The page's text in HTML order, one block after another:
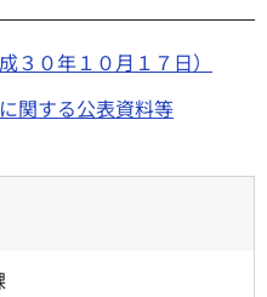
０年１０月１７日）
関する公表資料等